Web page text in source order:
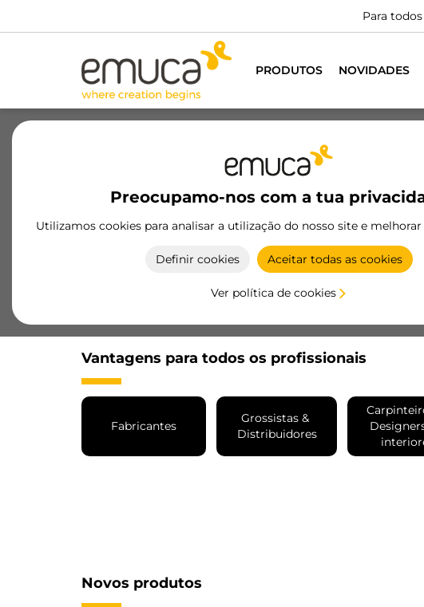
PRODUTOS NOVIDADES
Preocupamo-nos com a tua
Utilizamos cookies para analisar a utilização do nosso site e
Definir cookies Aceitar todas as cookies
Ver política de cookies
Oferecemos inspiração e uma vasta
Vantagens para todos os profissionais
Fabricantes
Grossistas &
Distribuidores
Novos produtos